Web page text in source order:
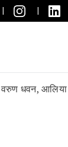
वरुण धवन, आलिया